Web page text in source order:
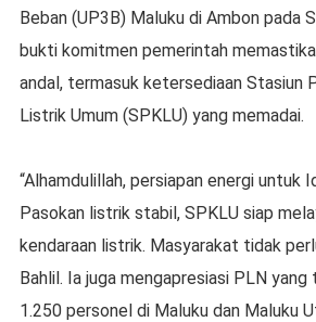
Beban (UP3B) Maluku di Ambon pada
bukti komitmen pemerintah
andal, termasuk ketersediaan Stasiun
Listrik Umum (SPKLU) yang memadai.
“Alhamdulillah, persiapan energi untuk
Pasokan listrik stabil, SPKLU siap
kendaraan listrik. Masyarakat tidak
Bahlil. Ia juga mengapresiasi PLN yang
1.250 personel di Maluku dan Maluku